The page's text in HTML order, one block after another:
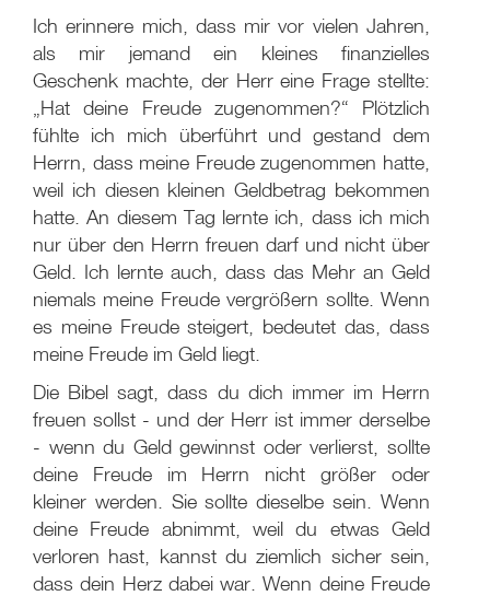
Ich erinnere mich, dass mir vor vielen Jahren,
als mir jemand ein kleines finanzielles
Geschenk machte, der Herr eine Frage stellte:
„Hat deine Freude zugenommen?“ Plötzlich
fühlte ich mich überführt und gestand dem
Herrn, dass meine Freude zugenommen hatte,
weil ich diesen kleinen Geldbetrag bekommen
hatte. An diesem Tag lernte ich, dass ich mich
nur über den Herrn freuen darf und nicht über
Geld. Ich lernte auch, dass das Mehr an Geld
niemals meine Freude vergrößern sollte. Wenn
es meine Freude steigert, bedeutet das, dass
meine Freude im Geld liegt.
Die Bibel sagt, dass du dich immer im Herrn
freuen sollst - und der Herr ist immer derselbe
- wenn du Geld gewinnst oder verlierst, sollte
deine Freude im Herrn nicht größer oder
kleiner werden. Sie sollte dieselbe sein. Wenn
deine Freude abnimmt, weil du etwas Geld
verloren hast, kannst du ziemlich sicher sein,
dass dein Herz dabei war. Wenn deine Freude